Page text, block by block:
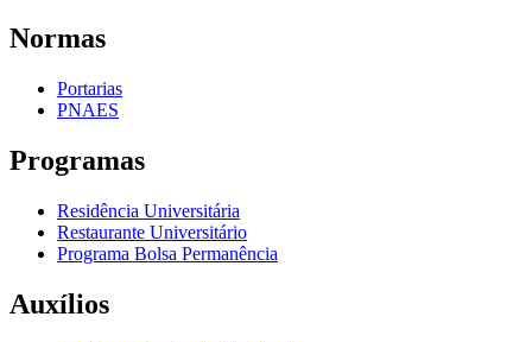
Normas
Portarias
PNAES
Programas
Residência Universitária
Restaurante Universitário
Programa Bolsa Permanência
Auxílios